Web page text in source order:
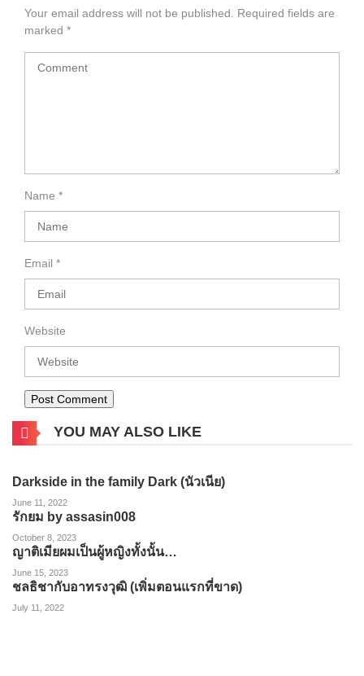
Your email address will not be published. Required fields are
marked *
Name *
Email *
Website
YOU MAY ALSO LIKE
Darkside in the family Dark (นัวเนีย)
June 11, 2022
รักยม by assasin008
October 8, 2023
ญาติเมียผมเป็นผู้หญิงทั้งนั้น…
June 15, 2023
ชลธิชากับอาทรงวุฒิ (เพิ่มตอนแรกที่ขาด)
July 11, 2022